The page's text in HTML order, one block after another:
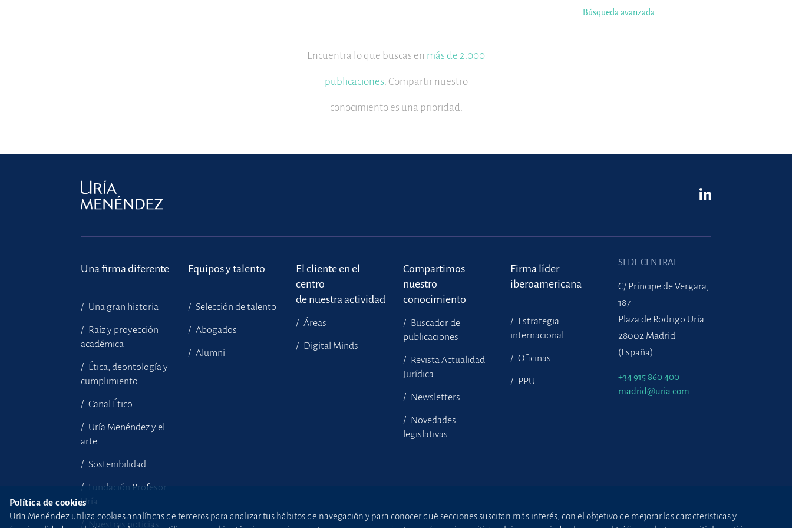
Búsqueda avanzada
Encuentra lo que buscas en más de 2.000
publicaciones. Compartir nuestro
conocimiento es una prioridad.
Una firma diferente
Una gran historia
Raíz y proyección
académica
Ética, deontología y
cumplimiento
Canal Ético
Uría Menéndez y el
arte
Sostenibilidad
Fundación Profesor
Uría
Nuestras noticias
Equipos y talento
Selección de talento
Abogados
Alumni
El cliente en el
centro
de nuestra actividad
Áreas
Digital Minds
Compartimos
nuestro
conocimiento
Buscador de
publicaciones
Revista Actualidad
Jurídica
Newsletters
Novedades
legislativas
Firma líder
iberoamericana
Estrategia
internacional
Oficinas
PPU
SEDE CENTRAL
C/ Príncipe de Vergara,
187
Plaza de Rodrigo Uría
28002 Madrid
(España)
+34 915 860 400
madrid@uria.com
Política de cookies
Uría Menéndez utiliza cookies analíticas de terceros para analizar tus hábitos de navegación y para conocer qué secciones suscitan más interés, con el objetivo de mejorar las características y